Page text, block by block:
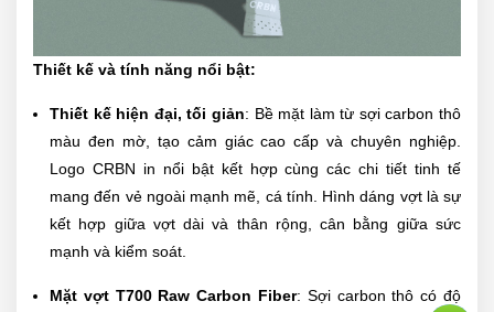
Thiết kế và tính năng nổi bật:
Thiết kế hiện đại, tối giản: Bề mặt làm từ sợi carbon thô
màu đen mờ, tạo cảm giác cao cấp và chuyên nghiệp.
Logo CRBN in nổi bật kết hợp cùng các chi tiết tinh tế
mang đến vẻ ngoài mạnh mẽ, cá tính. Hình dáng vợt là sự
kết hợp giữa vợt dài và thân rộng, cân bằng giữa sức
mạnh và kiểm soát.
Mặt vợt T700 Raw Carbon Fiber: Sợi carbon thô có độ